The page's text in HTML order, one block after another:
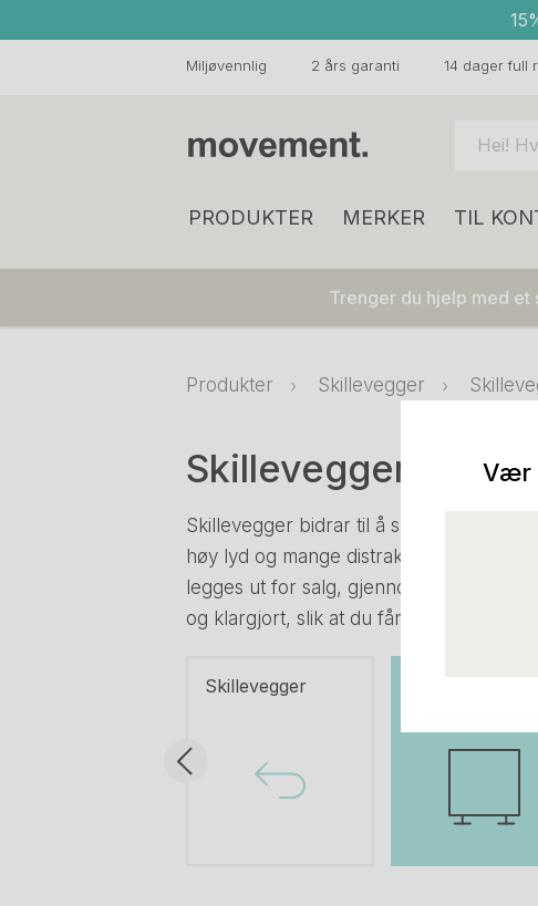
Miljøvennlig 2 års garanti 14 dager full
PRODUKTER MERKER TIL
Trenger du hjelp med
Produkter Skillevegger
Skillevegger
Skillevegger bidrar til å skjerme
høy lyd og mange distraksjoner. Alle
legges ut for salg, gjennomgår hver
og klargjort, slik at du får en funksjonell
Skillevegger
Vær